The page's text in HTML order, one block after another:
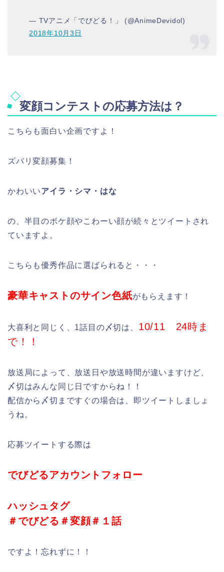
— TVアニメ「でびどる！」 (@AnimeDevidol)
2018年10月3日
変顔コンテストの応募方法は？
こちらも面白い企画ですよ！
ズバリ変顔募集！
かわいいアイラ・シマ・はな
の、半目のボケ顔やこわーい顔が続々とツイートされ
ていますよ。
こちらも優秀作品に選ばられると・・・
豪華キャストのサイン色紙がもらえます！
大喜利と同じく、1話目の〆切は、 10/11 24時ま
で！！
放送局によって、放送日や放送時間が違いますけど、
〆切はみんな同じ日ですからね！！
配信から〆切まですぐの場合は、即ツイートしましょ
うね。
応募ツイートする際は
でびどるアカウントフォロー
ハッシュタグ
＃でびどる＃変顔＃１話
ですよ！忘れずに！！